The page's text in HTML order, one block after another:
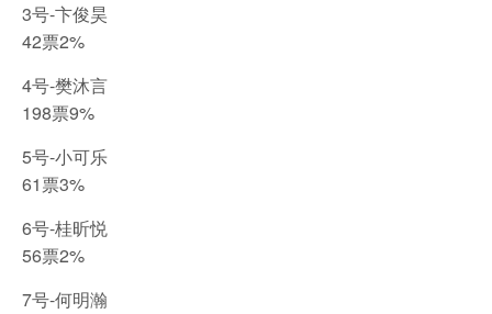
3号-卞俊昊
42票2%
4号-樊沐言
198票9%
5号-小可乐
61票3%
6号-桂昕悦
56票2%
7号-何明瀚